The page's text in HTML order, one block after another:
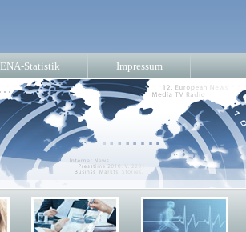
ENA-Statistik Impressum